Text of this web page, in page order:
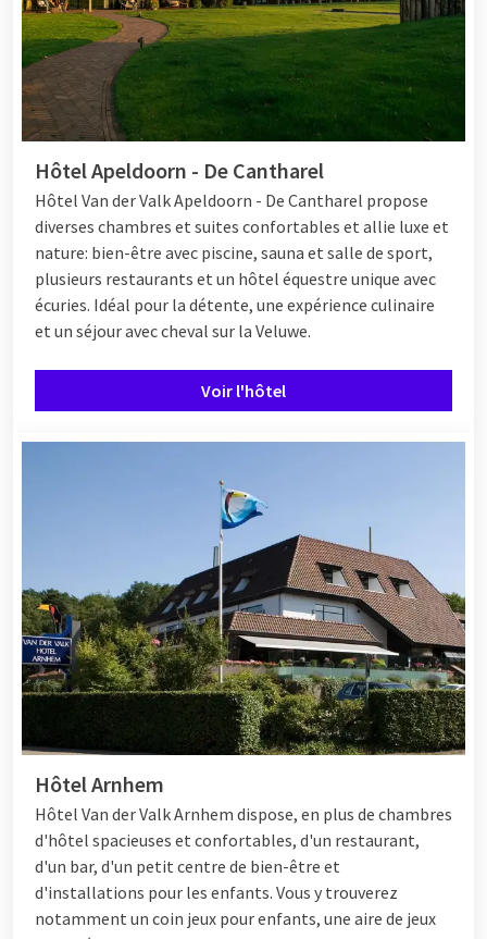
Hôtel Apeldoorn - De Cantharel
Hôtel Van der Valk Apeldoorn - De Cantharel propose
diverses chambres et suites confortables et allie luxe et
nature: bien-être avec piscine, sauna et salle de sport,
plusieurs restaurants et un hôtel équestre unique avec
écuries. Idéal pour la détente, une expérience culinaire
et un séjour avec cheval sur la Veluwe.
Voir l'hôtel
Hôtel Arnhem
Hôtel Van der Valk Arnhem dispose, en plus de chambres
d'hôtel spacieuses et confortables, d'un restaurant,
d'un bar, d'un petit centre de bien-être et
d'installations pour les enfants. Vous y trouverez
notamment un coin jeux pour enfants, une aire de jeux